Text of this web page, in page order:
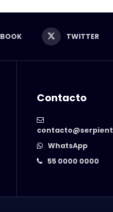
TWITTER
Contacto
WhatsApp
55 0000 0000